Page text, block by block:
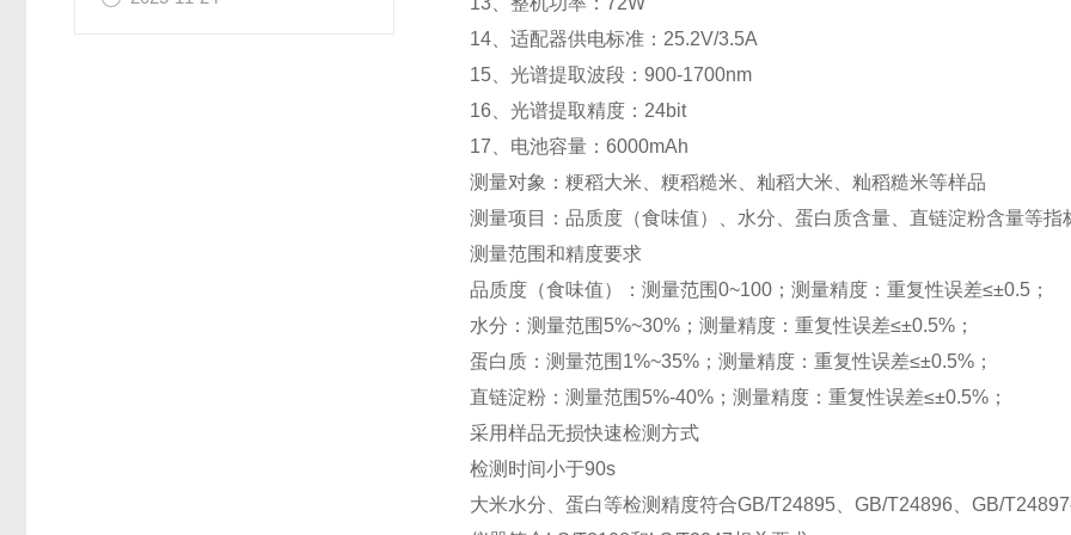
14、适配器供电标准：25.2V/3.5A
15、光谱提取波段：900-1700nm
16、光谱提取精度：24bit
17、电池容量：6000mAh
测量对象：粳稻大米、粳稻糙米、籼稻大米、籼稻糙米等样品
测量项目：品质度（食味值）、水分、蛋白质含量、直链淀粉含量等指
测量范围和精度要求
品质度（食味值）：测量范围0~100；测量精度：重复性误差≤±0.5；
水分：测量范围5%~30%；测量精度：重复性误差≤±0.5%；
蛋白质：测量范围1%~35%；测量精度：重复性误差≤±0.5%；
直链淀粉：测量范围5%-40%；测量精度：重复性误差≤±0.5%；
采用样品无损快速检测方式
检测时间小于90s
大米水分、蛋白等检测精度符合GB/T24895、GB/T24896、GB/